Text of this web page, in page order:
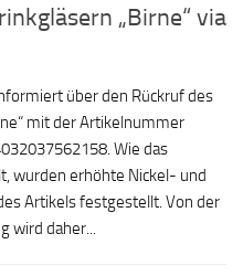
„Birne“ via
über den Rückruf des
mit der Artikelnummer
Wie das
wurden erhöhte Nickel- und
Artikels festgestellt. Von der
daher...